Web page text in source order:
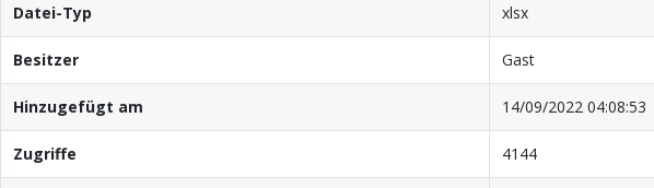
Datei-Typ xlsx
Besitzer Gast
Hinzugefügt am 14/09/2022 04:08:53
Zugriffe 4144